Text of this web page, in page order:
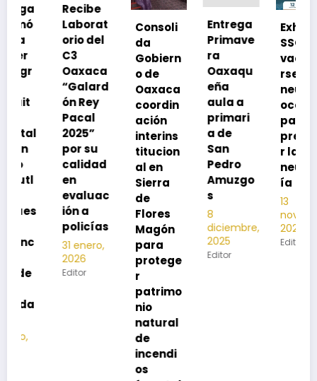
Recibe
Laborat
orio del
C3
Oaxaca
“Galard
ón Rey
2025”
por su
calidad
en
evaluac
ión a
policías
31 enero,
Editor
Consoli
da
Gobiern
o de
Oaxaca
coordin
ación
interins
titucion
al en
de
Magón
para
protege
patrimo
natural
incendi
Entrega
Primave
ra
Oaxaqu
eña
aula a
primari
a de
San
Amuzgo
8
diciembre,
Editor
Exhorta
SSO a
vacuna
rse de
neumoc
oco
para
preveni
neumon
ía
noviembre,
2025